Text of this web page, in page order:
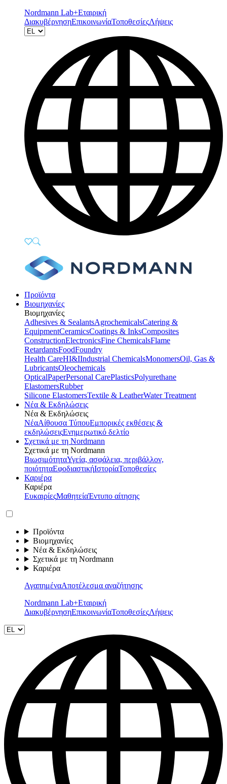
Nordmann Lab+Εταιρική
ΔιακυβέρνησηΕπικοινωνίαΤοποθεσίεςΛήψεις
Προϊόντα
Βιομηχανίες
Βιομηχανίες
Adhesives & SealantsAgrochemicalsCatering &
EquipmentCeramicsCoatings & InksComposites
ConstructionElectronicsFine ChemicalsFlame
RetardantsFoodFoundry
Health CareHI&IIndustrial ChemicalsMonomersOil, Gas &
LubricantsOleochemicals
OpticalPaperPersonal CarePlasticsPolyurethane
ElastomersRubber
Silicone ElastomersTextile & LeatherWater Treatment
Νέα & Εκδηλώσεις
Νέα & Εκδηλώσεις
ΝέαΑίθουσα ΤύπουΕμπορικές εκθέσεις &
εκδηλώσειςΕνημερωτικό δελτίο
Σχετικά με τη Nordmann
Σχετικά με τη Nordmann
ΒιωσιμότηταΥγεία, ασφάλεια, περιβάλλον,
ποιότηταΕφοδιαστικήΙστορίαΤοποθεσίες
Καριέρα
Καριέρα
ΕυκαιρίεςΜαθητείαΈντυπο αίτησης
Προϊόντα
Βιομηχανίες
Νέα & Εκδηλώσεις
Σχετικά με τη Nordmann
Καριέρα
ΑγαπημέναΑποτέλεσμα αναζήτησης
Nordmann Lab+Εταιρική
ΔιακυβέρνησηΕπικοινωνίαΤοποθεσίεςΛήψεις